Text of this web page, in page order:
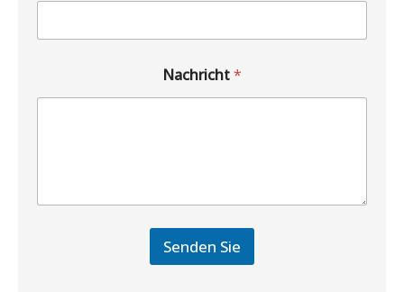
Nachricht*
Senden Sie